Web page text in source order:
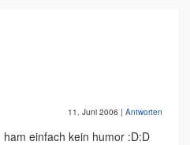
11. Juni 2006 | Antworten
einfach kein humor :D:D